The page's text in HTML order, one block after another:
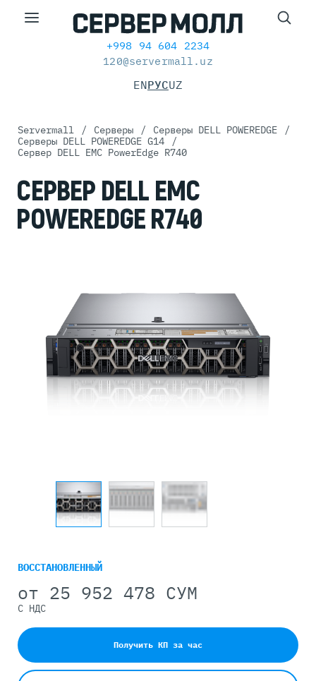
+998 94 604 2234
120@servermall.uz
ENРУСUZ
Servermall / Серверы / Серверы DELL POWEREDGE
/
Серверы DELL POWEREDGE G14
/
Сервер DELL EMC PowerEdge R740
СЕРВЕР DELL EMC
POWEREDGE R740
ВОССТАНОВЛЕННЫЙ
от 25 952 478 СУМ
С НДС
Получить КП за час